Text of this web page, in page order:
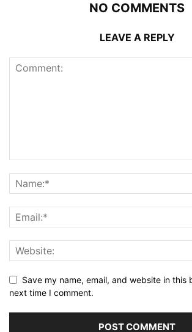
NO COMMENTS
LEAVE A REPLY
Save my name, email, and website in this
next time I comment.